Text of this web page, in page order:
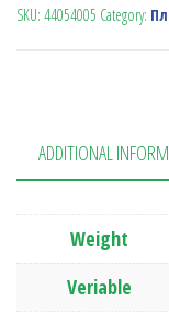
SKU: 44054005 Category:
ADDITIONAL
Weight
Veriable